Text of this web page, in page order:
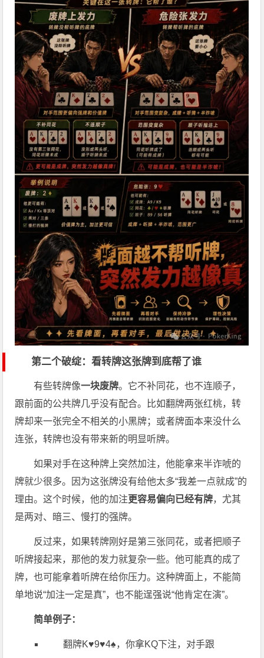
第二个破绽：看转牌这张牌到底帮了谁
有些转牌像一块废牌。它不补同花，也不连顺子，
跟前面的公共牌几乎没有配合。比如翻牌两张红桃，转
牌却来一张完全不相关的小黑牌；或者牌面本来没什么
连张，转牌也没有带来新的明显听牌。
如果对手在这种牌上突然加注，他能拿来半诈唬的
牌就少很多。因为这张牌没有给他太多“我差一点就成”的
理由。这个时候，他的加注更容易偏向已经有牌，尤其
是两对、暗三、慢打的强牌。
反过来，如果转牌刚好是第三张同花，或者把顺子
听牌接起来，那他的发力就复杂一些。他可能真的成了
牌，也可能拿着听牌在给你压力。这种牌面上，不能简
单地说“加注一定是真”，也不能逞强说“他肯定在演”。
简单例子：
翻牌K♥️9♥️4♠️，你拿KQ下注，对手跟